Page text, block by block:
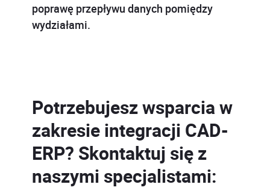
poprawę przepływu danych pomiędzy
wydziałami.
Potrzebujesz wsparcia w
zakresie integracji CAD-
ERP? Skontaktuj się z
naszymi specjalistami: